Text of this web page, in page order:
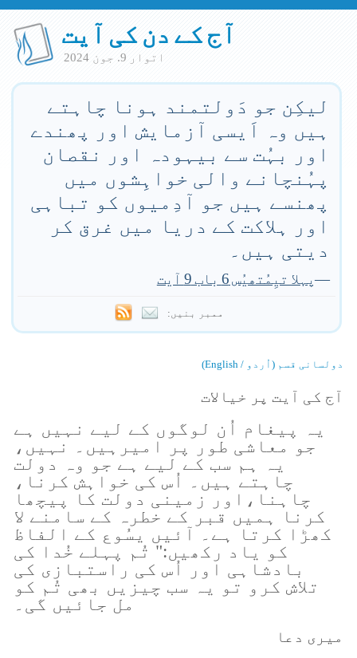
آج کے دن کی آیت
اتوار 9. جون 2024
لیکِن جو دَولتمند ہونا چاہتے
ہیں وہ اَیسی آزمایش اور پھندے
اور بہُت سے بیہودہ اور نقصان
پہُنچانے والی خواہِشوں میں
پھنسے ہیں جو آدِمیوں کو تباہی
اور ہلاکت کے دریا میں غرق کر
دیتی ہیں۔
—پہلا تیِمُتھیُس 6 باب 9 آیت
ممبر بنیں:
دولسانی قسم (اُردو / English)
آج کی آیت پر خیالات
یہ پیغام اُن لوگوں کے لیے نہیں ہے
جو معاشی طور پر امیرہیں۔ نہیں،
یہ ہم سب کے لیے ہے جو وہ دولت
چاہتے ہیں۔ اُس کی خواہش کرنا،
چاہنا،اور زمینی دولت کا پیچھا
کرنا ہمیں قبر کے خطرہ کے سامنے لا
کھڑا کرتا ہے۔ آئیں یسُوع کے الفاظ
کو یاد رکھیں:" تُم پہلے خُدا کی
بادشاہی اور اُس کی راستبازی کی
تلاش کرو تو یہ سب چیزیں بھی تُم کو
مل جائیں گی۔
میری دعا